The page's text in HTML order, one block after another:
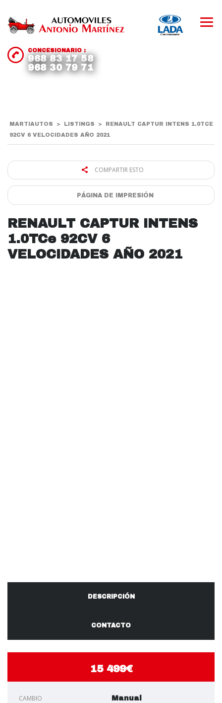
CONCESIONARIO :
968 83 17 58
968 30 79 71
MARTIAUTOS > LISTINGS >
RENAULT CAPTUR INTENS 1.0TCE
92CV 6 VELOCIDADES AÑO 2021
COMPARTIR ESTO
PÁGINA DE IMPRESIÓN
RENAULT CAPTUR INTENS
1.0TCe 92CV 6
VELOCIDADES AÑO 2021
DESCRIPCIÓN
CONTACTO
15 499€
CAMBIO Manual